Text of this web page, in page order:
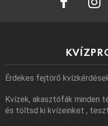
Érdekes fejtörő
Kvízek, akasztófák minden
és töltsd ki kvízeinket ,